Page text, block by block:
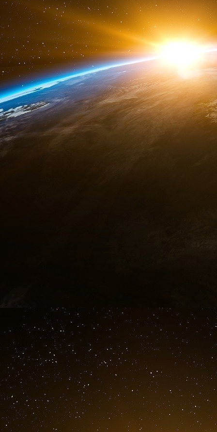
La stratégie de la Chine en matière d’or
Le programme systématique d’acquisition
ses efforts de dédollarisation. Au-delà
encouragé l’accumulation d’or au niveau
garantis par l’État et de restrictions sur les
garantit que l’or entre dans le pays plutôt qu’il
Le calendrier stratégique des achats d’or
événements géopolitiques qui pèsent sur le
dette américaine ou les changements de
suggère une stratégie délibérée
du dollar.
En outre, la Chine a établi des références
La monnaie numérique de la banque
représente le projet CBDC le plus avancé
s’est étendu à 23 provinces chinoises,
transactions d’ici 2024, selon les données de
Le yuan numérique utilise une architecture
PBOC émet de la monnaie aux banques
portefeuilles numériques aux
un contrôle centralisé tout en tirant parti
règlements.
« Le yuan numérique améliore de 40 %